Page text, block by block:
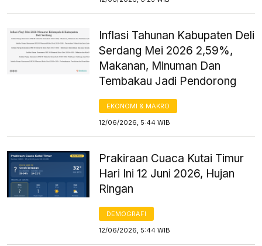
Inflasi Tahunan Kabupaten Deli
Serdang Mei 2026 2,59%,
Makanan, Minuman Dan
Tembakau Jadi Pendorong
EKONOMI & MAKRO
12/06/2026, 5:44 WIB
Prakiraan Cuaca Kutai Timur
Hari Ini 12 Juni 2026, Hujan
Ringan
DEMOGRAFI
12/06/2026, 5:44 WIB